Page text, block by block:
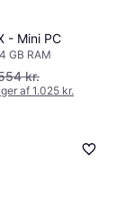
- Mini PC
GB RAM
kr.
af 1.025 kr.